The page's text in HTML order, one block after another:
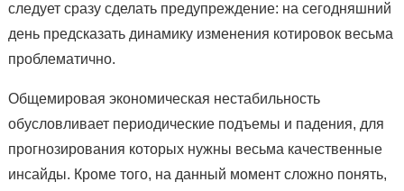
следует сразу сделать предупреждение: на сегодняшний
день предсказать динамику изменения котировок весьма
проблематично.
Общемировая экономическая нестабильность
обусловливает периодические подъемы и падения, для
прогнозирования которых нужны весьма качественные
инсайды. Кроме того, на данный момент сложно понять,